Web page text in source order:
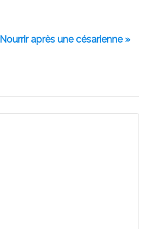
Nourrir après une césarienne »